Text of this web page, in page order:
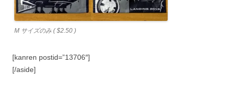
M サイズのみ ( $2.50 )
[kanren postid=”13706″]
[/aside]